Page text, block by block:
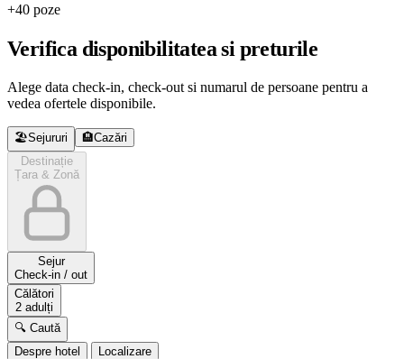
+40 poze
Verifica disponibilitatea si preturile
Alege data check-in, check-out si numarul de persoane pentru a
vedea ofertele disponibile.
🏖️Sejururi 🏨Cazări
Destinație
Țara & Zonă
Sejur
Check-in / out
Călători
2 adulți
🔍 Caută
Despre hotel
Localizare